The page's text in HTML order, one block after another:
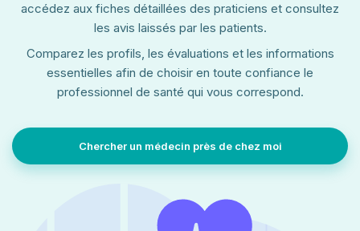
accédez aux fiches détaillées des praticiens et consultez
les avis laissés par les patients.
Comparez les profils, les évaluations et les informations
essentielles afin de choisir en toute confiance le
professionnel de santé qui vous correspond.
Chercher un médecin près de chez moi